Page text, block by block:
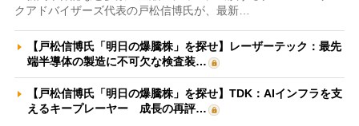
クアドバイザーズ代表の戸松信博氏が、最新…
【戸松信博氏「明日の爆騰株」を探せ】レーザーテック：最先
端半導体の製造に不可欠な検査装…
【戸松信博氏「明日の爆騰株」を探せ】TDK：AIインフラを支
えるキープレーヤー 成長の再評…